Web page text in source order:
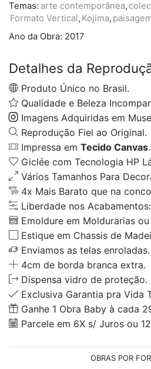
Temas: arte contemporânea,
Formato Vertical , Kojima,
Ano da Obra: 2017
Detalhes da
Produto Único no Brasil.
Qualidade e Beleza
Imagens Adquiridas em
Reprodução Fiel ao Original.
Impressa em Tecido Canvas.
Giclée com Tecnologia HP
Vários Tamanhos Para
4x Mais Barato que na
Liberdade nos Acabamentos:
Emoldure em Moldurarias ou
Estique em Chassis de
Enviamos as telas enroladas.
4cm de borda branca extra.
Dispensa vidro de proteção.
Exclusiva Garantia pra Vida
Ganhe 1 Obra Baby à cada
Parcele em 6X s/ Juros ou
OBRAS POR